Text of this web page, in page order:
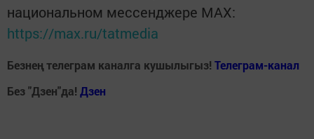
национальном мессенджере MАХ:
https://max.ru/tatmedia
Безнең телеграм каналга кушылыгыз! Телеграм-канал
Без "Дзен"да! Дзен